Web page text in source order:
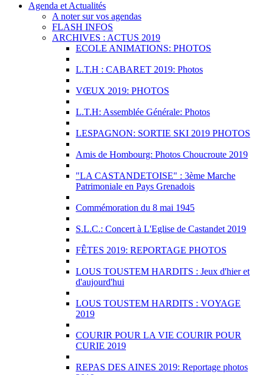
Agenda et Actualités
A noter sur vos agendas
FLASH INFOS
ARCHIVES : ACTUS 2019
ECOLE ANIMATIONS: PHOTOS
L.T.H : CABARET 2019: Photos
VŒUX 2019: PHOTOS
L.T.H: Assemblée Générale: Photos
LESPAGNON: SORTIE SKI 2019 PHOTOS
Amis de Hombourg: Photos Choucroute 2019
"LA CASTANDETOISE" : 3ème Marche
Patrimoniale en Pays Grenadois
Commémoration du 8 mai 1945
S.L.C.: Concert à L'Eglise de Castandet 2019
FÊTES 2019: REPORTAGE PHOTOS
LOUS TOUSTEM HARDITS : Jeux d'hier et
d'aujourd'hui
LOUS TOUSTEM HARDITS : VOYAGE
2019
COURIR POUR LA VIE COURIR POUR
CURIE 2019
REPAS DES AINES 2019: Reportage photos